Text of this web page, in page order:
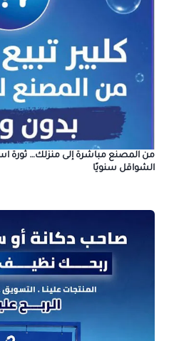
من المصنع مباشرة إلى منزلك… ثورة
الشواقل سنويًا